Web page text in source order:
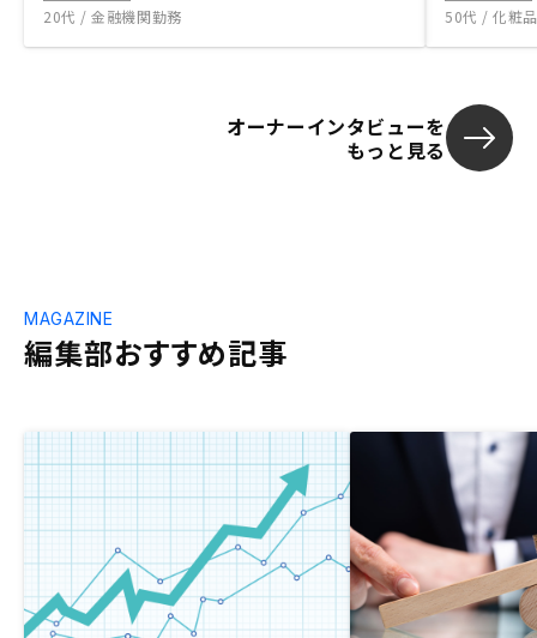
20代 / 金融機関勤務 50代 / 化粧
オーナーインタビューを
もっと見る
編集部おすすめ記事
MAGAZINE